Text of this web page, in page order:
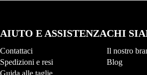
AIUTO E ASSISTENZA
Contattaci
Spedizioni e resi
Guida alle taglie
CHI
Il nostro
Blog